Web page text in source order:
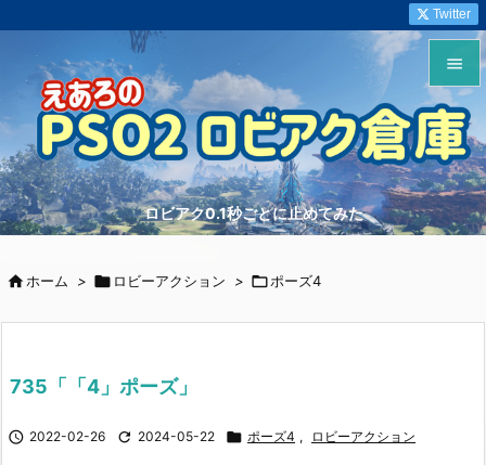
ロビアク0.1秒ごとに止めてみた


メニュ

サイド


Twitter
 ホーム >  ロビーアクション > ポーズ4
735「「4」ポーズ」
 2022-02-26  2024-05-22  ポーズ4 , ロビーアクション